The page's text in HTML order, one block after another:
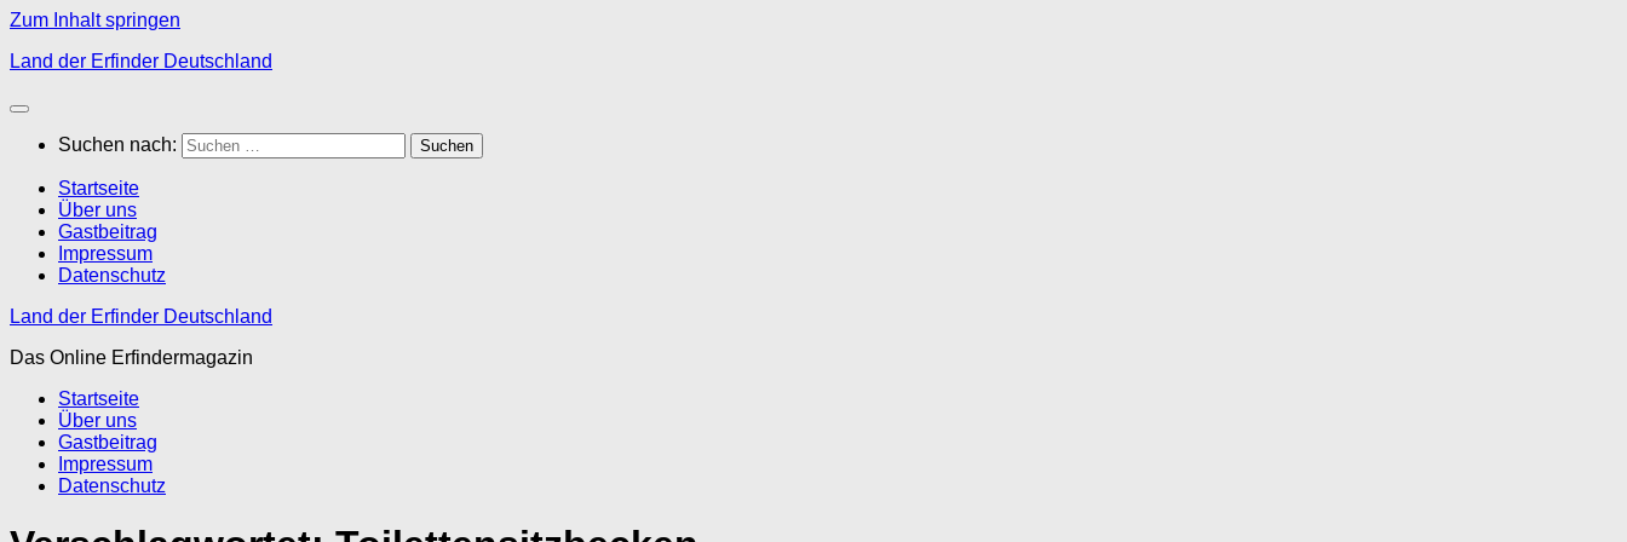
Zum Inhalt springen
Land der Erfinder Deutschland
Suchen nach:
Startseite
Über uns
Gastbeitrag
Impressum
Datenschutz
Land der Erfinder Deutschland
Das Online Erfindermagazin
Startseite
Über uns
Gastbeitrag
Impressum
Datenschutz